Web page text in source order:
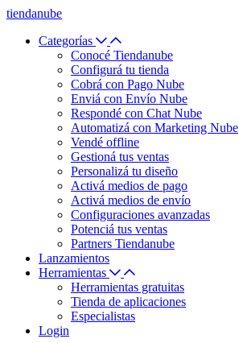
tiendanube
Categorías
Conocé Tiendanube
Configurá tu tienda
Cobrá con Pago Nube
Enviá con Envío Nube
Respondé con Chat Nube
Automatizá con Marketing Nube
Vendé offline
Gestioná tus ventas
Personalizá tu diseño
Activá medios de pago
Activá medios de envío
Configuraciones avanzadas
Potenciá tus ventas
Partners Tiendanube
Lanzamientos
Herramientas
Herramientas gratuitas
Tienda de aplicaciones
Especialistas
Login